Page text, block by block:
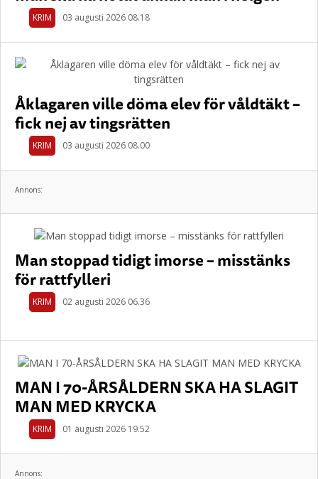
KRIM 03 augusti 2026 08.18
Åklagaren ville döma elev för våldtäkt –
fick nej av tingsrätten
KRIM 03 augusti 2026 08.00
Annons:
Man stoppad tidigt imorse – misstänks
för rattfylleri
KRIM 02 augusti 2026 06.36
MAN I 70-ÅRSÅLDERN SKA HA SLAGIT
MAN MED KRYCKA
KRIM 01 augusti 2026 19.52
Annons: